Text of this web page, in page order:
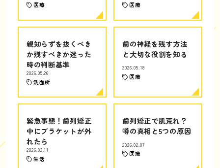
医療 医療
親知らずを抜くべき
か残すべきか迷った
時の判断基準
2026.05.26
洗面所
歯の神経を残す方法
と大切な役割を知る
2026.05.18
医療
緊急事態！歯列矯正
中にブラケットが外
れたら
2026.02.11
生活
歯列矯正で肌荒れ？
噂の真相と5つの原因
2026.02.07
医療